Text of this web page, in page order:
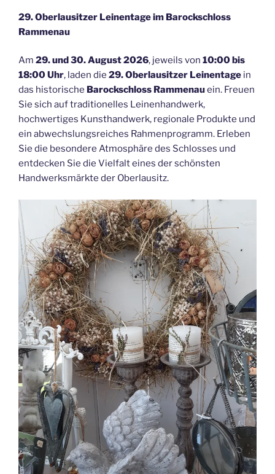
29. Oberlausitzer Leinentage im Barockschloss
Rammenau
Am 29. und 30. August 2026, jeweils von 10:00 bis
18:00 Uhr, laden die 29. Oberlausitzer Leinentage in
das historische Barockschloss Rammenauein. Freuen
Sie sich auf traditionelles Leinenhandwerk,
hochwertiges Kunsthandwerk, regionale Produkte und
ein abwechslungsreiches Rahmenprogramm. Erleben
Sie die besondere Atmosphäre des Schlosses und
entdecken Sie die Vielfalt eines der schönsten
Handwerksmärkte der Oberlausitz.